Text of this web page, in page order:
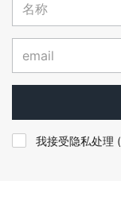
我接受隐私处理 (